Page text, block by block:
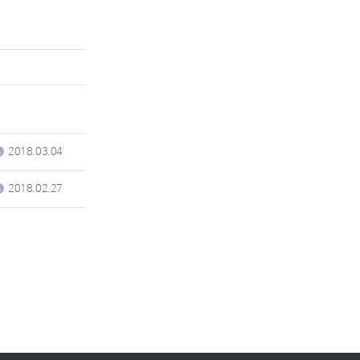
2018.03.04
2018.02.27